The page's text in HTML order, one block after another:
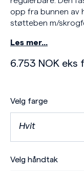
opp fra bunnen av
støtteben m/
Les mer…
6.753 NOK eks
Velg farge
Hvit
Velg håndtak